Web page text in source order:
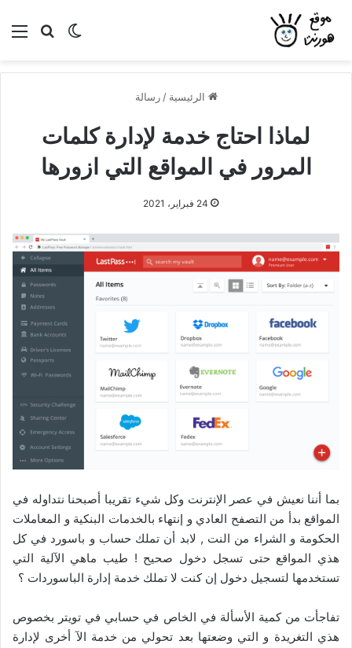
بحثالوضع
الرئيسية / رسالة
لماذا احتاج خدمة لإدارة كلمات
المرور في المواقع التي ازورها
24 فبراير، 2021
بما أننا نعيش في عصر الإنترنت وكل شيء تقريبا أصبحنا نتداوله في
المواقع بدأ من التصفح العادي و إنتهاء بالخدمات البنكية و المعاملات
الحكومة و الشراء من النت , لابد أن تملك حساب و باسورد في كل
هذي المواقع حتى تسجل دخول صحيح ! طيب ماهي الآلية التي
تستخدمها لتسجيل دخول إن كنت لا تملك خدمة إدارة الباسوردات ؟
تفاجأت من كمية الأسألة في الخاص في حسابي في تويتر بخصوص
هذي التغريدة و التي وضعتها بعد تحولي من خدمة الآ أخرى لإدارة